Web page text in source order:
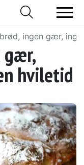
ingen gær,
gær,
hviletid